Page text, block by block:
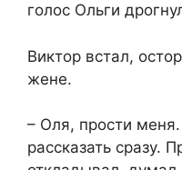
голос Ольги
Виктор встал,
жене.
– Оля, прости
рассказать сразу.